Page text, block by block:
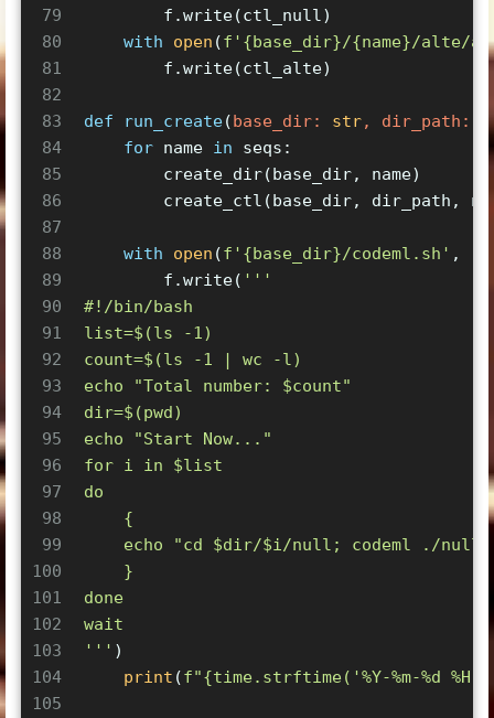
79
80
81
82
83
84
85
86
87
88
89
90
91
92
93
94
95
96
97
98
99
100
101
102
103
104
105
        f.write(ctl_null)
with
open (f' {base_dir}/{name}/alte/
        f.write(ctl_alte)
def run_create(base_dir: str, dir_path:
for name in seqs:
        create_dir(base_dir, name)
create_ctl(base_dir, dir_path,
with open (f' {base_dir}/codeml.sh' ,
        f.write(
'''
#!/bin/bash
list=$(ls -1)
count=$(ls -1 | wc -l)
echo "Total number: $count"
dir=$(pwd)
echo "Start Now..."
for i in $list
do
    {
echo "cd $dir/$i/null; codeml ./
    }
done
wait
''' )
print (f"{time.strftime( '%Y-%m-%d